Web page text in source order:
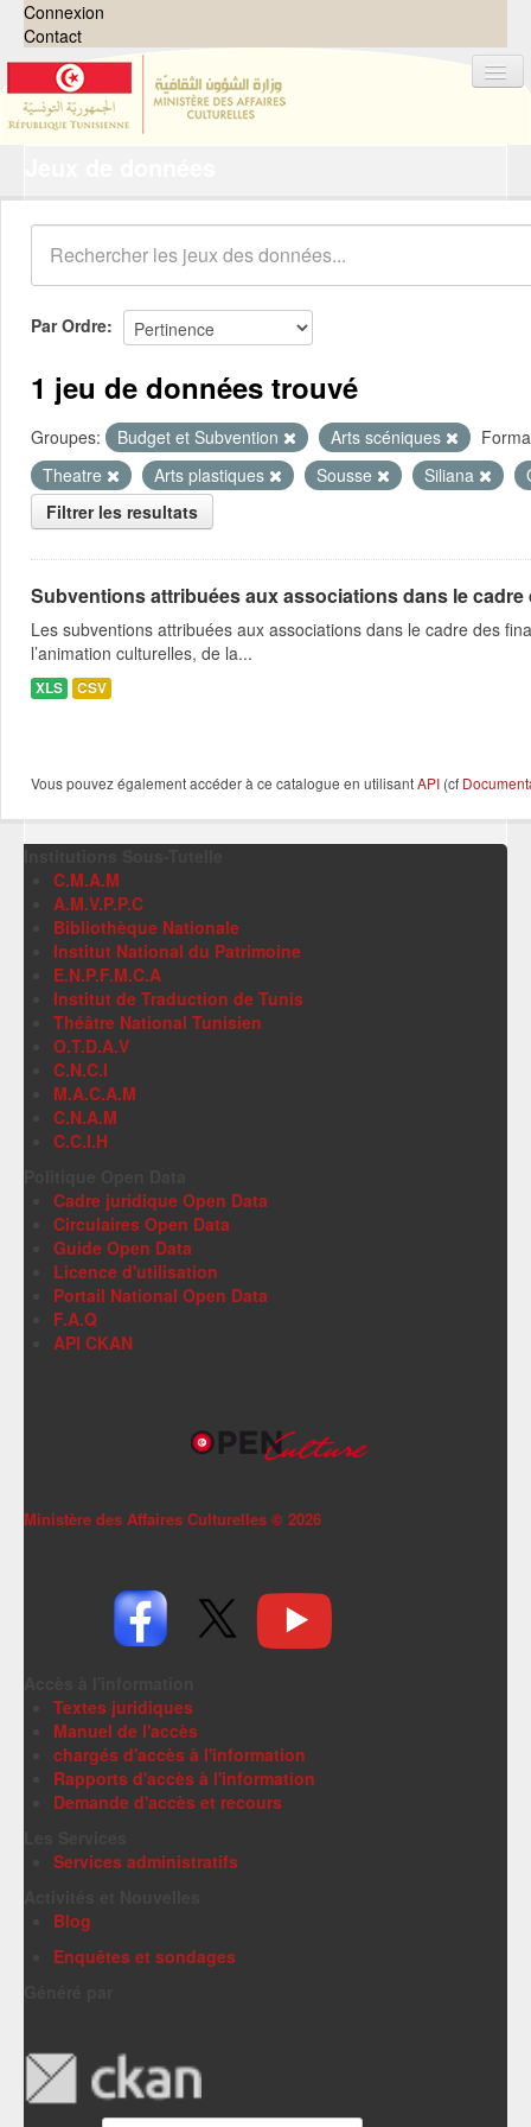
Connexion
Contact
Organisations
Groupes
Demandes 0
À propos
Par Ordre
1 jeu de données trouvé
Groupes: Budget et Subvention Arts scéniques
Theatre
Arts plastiques Sousse Siliana
Filtrer les resultats
Subventions attribuées aux associations dans le
Les subventions attribuées aux associations dans le cadre des
l’animation culturelles, de la...
XLS CSV
Vous pouvez également accéder à ce catalogue en utilisantAPI (cf
C.M.A.M
A.M.V.P.P.C
Bibliothèque Nationale
Institut National du Patrimoine
E.N.P.F.M.C.A
Institut de Traduction de Tunis
Théâtre National Tunisien
O.T.D.A.V
C.N.C.I
M.A.C.A.M
C.N.A.M
C.C.I.H
Cadre juridique Open Data
Circulaires Open Data
Guide Open Data
Licence d'utilisation
Portail National Open Data
F.A.Q
API CKAN
Ministère des Affaires Culturelles © 2026
Textes juridiques
Manuel de l'accès
chargés d'accès à l'information
Rapports d'accès à l'information
Demande d'accès et recours
Services administratifs
Blog
Enquêtes et sondages